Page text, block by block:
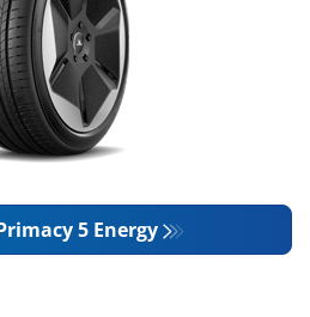
5 Energy